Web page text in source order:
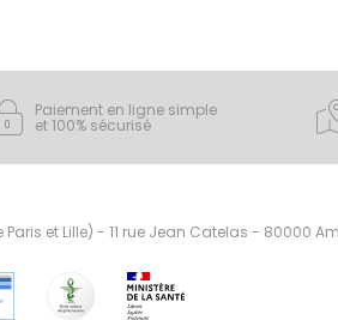
Paiement en ligne simple
et 100% sécurisé
et Lille) - 11 rue Jean Catelas - 80000